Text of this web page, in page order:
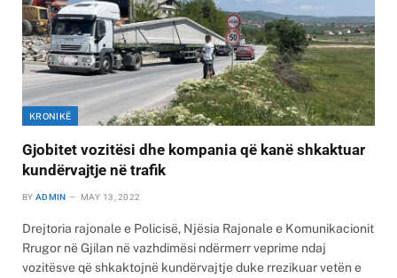
KRONIKË
Gjobitet vozitësi dhe kompania që kanë shkaktuar
kundërvajtje në trafik
BY ADMIN MAY 13, 2022
Drejtoria rajonale e Policisë, Njësia Rajonale e Komunikacionit
Rrugor në Gjilan në vazhdimësi ndërmerr veprime ndaj
vozitësve që shkaktojnë kundërvajtje duke rrezikuar vetën e